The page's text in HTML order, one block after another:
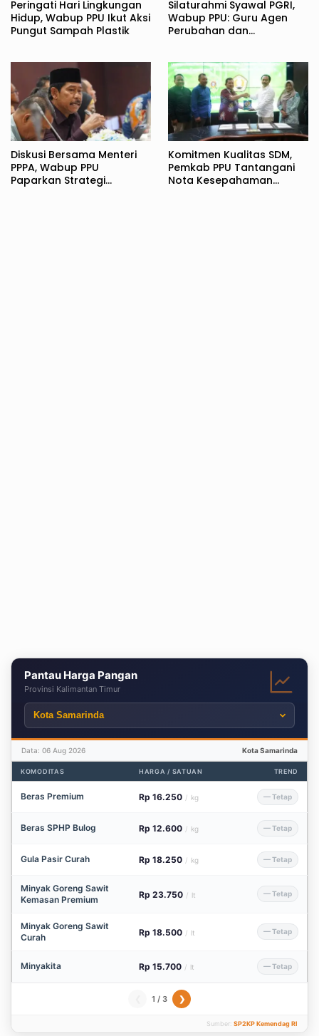
Peringati Hari Lingkungan
Hidup, Wabup PPU Ikut Aksi
Pungut Sampah Plastik
Silaturahmi Syawal PGRI,
Wabup PPU: Guru Agen
Perubahan dan
Diskusi Bersama Menteri
PPPA, Wabup PPU
Paparkan Strategi
Komitmen Kualitas SDM,
Pemkab PPU Tantangani
Nota Kesepahaman
Pantau Harga Pangan
Provinsi Kalimantan Timur
Data: 06 Aug 2026 Kota Samarinda
KOMODITAS HARGA / SATUAN TREND
Beras Premium Rp 16.250 / kg — Tetap
Beras SPHP Bulog Rp 12.600 / kg — Tetap
Gula Pasir Curah Rp 18.250 / kg — Tetap
Minyak Goreng Sawit
Kemasan Premium
Rp 23.750 / lt — Tetap
Minyak Goreng Sawit
Curah
Rp 18.500 / lt — Tetap
Minyakita Rp 15.700 / lt — Tetap
1 / 3 ❯
Sumber: SP2KP Kemendag RI